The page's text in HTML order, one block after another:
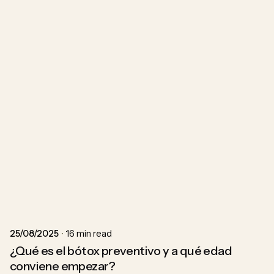
25/08/2025 16 min read
¿Qué es el bótox preventivo y a qué edad
conviene empezar?